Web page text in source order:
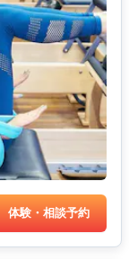
体験・相談予約